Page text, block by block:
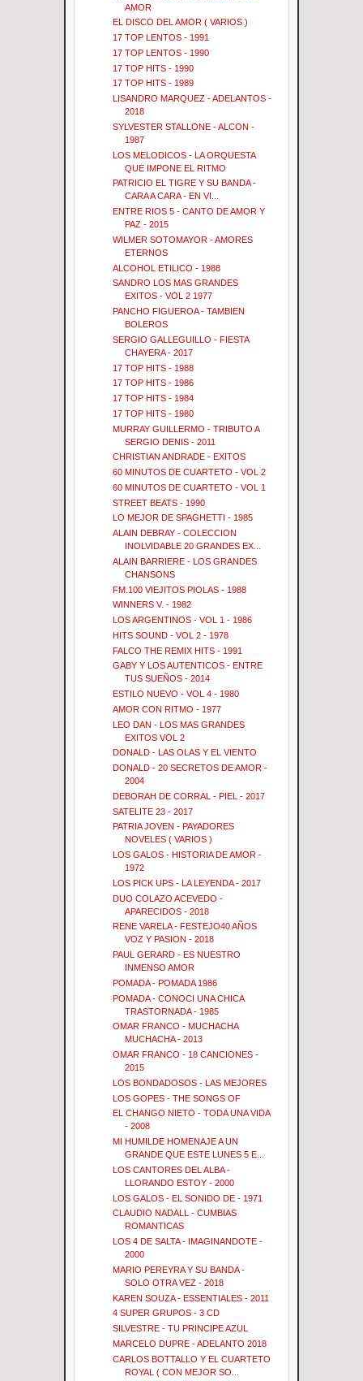
AMOR
EL DISCO DEL AMOR ( VARIOS )
17 TOP LENTOS - 1991
17 TOP LENTOS - 1990
17 TOP HITS - 1990
17 TOP HITS - 1989
LISANDRO MARQUEZ - ADELANTOS -
2018
SYLVESTER STALLONE - ALCON -
1987
LOS MELODICOS - LA ORQUESTA
QUE IMPONE EL RITMO
PATRICIO EL TIGRE Y SU BANDA -
CARA A CARA - EN VI...
ENTRE RIOS 5 - CANTO DE AMOR Y
PAZ - 2015
WILMER SOTOMAYOR - AMORES
ETERNOS
ALCOHOL ETILICO - 1988
SANDRO LOS MAS GRANDES
EXITOS - VOL 2 1977
PANCHO FIGUEROA - TAMBIEN
BOLEROS
SERGIO GALLEGUILLO - FIESTA
CHAYERA - 2017
17 TOP HITS - 1988
17 TOP HITS - 1986
17 TOP HITS - 1984
17 TOP HITS - 1980
MURRAY GUILLERMO - TRIBUTO A
SERGIO DENIS - 2011
CHRISTIAN ANDRADE - EXITOS
60 MINUTOS DE CUARTETO - VOL 2
60 MINUTOS DE CUARTETO - VOL 1
STREET BEATS - 1990
LO MEJOR DE SPAGHETTI - 1985
ALAIN DEBRAY - COLECCION
INOLVIDABLE 20 GRANDES EX...
ALAIN BARRIERE - LOS GRANDES
CHANSONS
FM.100 VIEJITOS PIOLAS - 1988
WINNERS V. - 1982
LOS ARGENTINOS - VOL 1 - 1986
HITS SOUND - VOL 2 - 1978
FALCO THE REMIX HITS - 1991
GABY Y LOS AUTENTICOS - ENTRE
TUS SUEÑOS - 2014
ESTILO NUEVO - VOL 4 - 1980
AMOR CON RITMO - 1977
LEO DAN - LOS MAS GRANDES
EXITOS VOL 2
DONALD - LAS OLAS Y EL VIENTO
DONALD - 20 SECRETOS DE AMOR -
2004
DEBORAH DE CORRAL - PIEL - 2017
SATELITE 23 - 2017
PATRIA JOVEN - PAYADORES
NOVELES ( VARIOS )
LOS GALOS - HISTORIA DE AMOR -
1972
LOS PICK UPS - LA LEYENDA - 2017
DUO COLAZO ACEVEDO -
APARECIDOS - 2018
RENE VARELA - FESTEJO40 AÑOS
VOZ Y PASION - 2018
PAUL GERARD - ES NUESTRO
INMENSO AMOR
POMADA - POMADA 1986
POMADA - CONOCI UNA CHICA
TRASTORNADA - 1985
OMAR FRANCO - MUCHACHA
MUCHACHA - 2013
OMAR FRANCO - 18 CANCIONES -
2015
LOS BONDADOSOS - LAS MEJORES
LOS GOPES - THE SONGS OF
EL CHANGO NIETO - TODA UNA VIDA
- 2008
MI HUMILDE HOMENAJE A UN
GRANDE QUE ESTE LUNES 5 E...
LOS CANTORES DEL ALBA -
LLORANDO ESTOY - 2000
LOS GALOS - EL SONIDO DE - 1971
CLAUDIO NADALL - CUMBIAS
ROMANTICAS
LOS 4 DE SALTA - IMAGINANDOTE -
2000
MARIO PEREYRA Y SU BANDA -
SOLO OTRA VEZ - 2018
KAREN SOUZA - ESSENTIALES - 2011
4 SUPER GRUPOS - 3 CD
SILVESTRE - TU PRINCIPE AZUL
MARCELO DUPRE - ADELANTO 2018
CARLOS BOTTALLO Y EL CUARTETO
ROYAL ( CON MEJOR SO...